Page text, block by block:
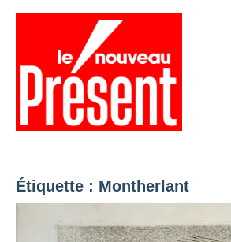
Aller
Étiquette : Montherlant